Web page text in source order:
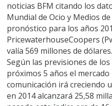
noticias BFM citando los
Mundial de Ocio y Medios
pronóstico para los años
PricewaterhouseCoopers
valía 569 millones de dólares.
Según las previsiones de
próximos 5 años el
comunicación irá creciendo
en 2014 alcanzará 25,58